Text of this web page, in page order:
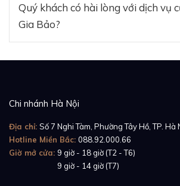
Quý khách có hài lòng với dịch vụ
Gia Bảo?
Chi nhánh Hà Nội
Địa chỉ: Số 7 Nghi Tàm, Phường Tây Hồ, TP. Hà
Hotline Miền Bắc: 088.92.000.66
Giờ mở cửa: 9 giờ - 18 giờ (T2 - T6)
9 giờ - 14 giờ (T7)